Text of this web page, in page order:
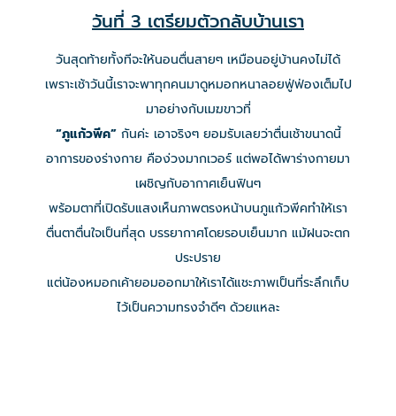
วันที่ 3 เตรียมตัวกลับบ้านเรา
วันสุดท้ายทั้งทีจะให้นอนตื่นสายๆ เหมือนอยู่บ้านคงไม่ได้
เพราะเช้าวันนี้เราจะพาทุกคนมาดูหมอกหนาลอยฟู่ฟ่องเต็มไป
มาอย่างกับเมฆขาวที่
“ภูแก้วพีค”กันค่ะ เอาจริงๆ ยอมรับเลยว่าตื่นเช้าขนาดนี้
อาการของร่างกาย คือง่วงมากเวอร์ แต่พอได้พาร่างกายมา
เผชิญกับอากาศเย็นฟินๆ
พร้อมตาที่เปิดรับแสงเห็นภาพตรงหน้าบนภูแก้วพีคทำให้เรา
ตื่นตาตื่นใจเป็นที่สุด บรรยากาศโดยรอบเย็นมาก แม้ฝนจะตก
ประปราย
แต่น้องหมอกเค้ายอมออกมาให้เราได้แชะภาพเป็นที่ระลึกเก็บ
ไว้เป็นความทรงจำดีๆ ด้วยแหละ